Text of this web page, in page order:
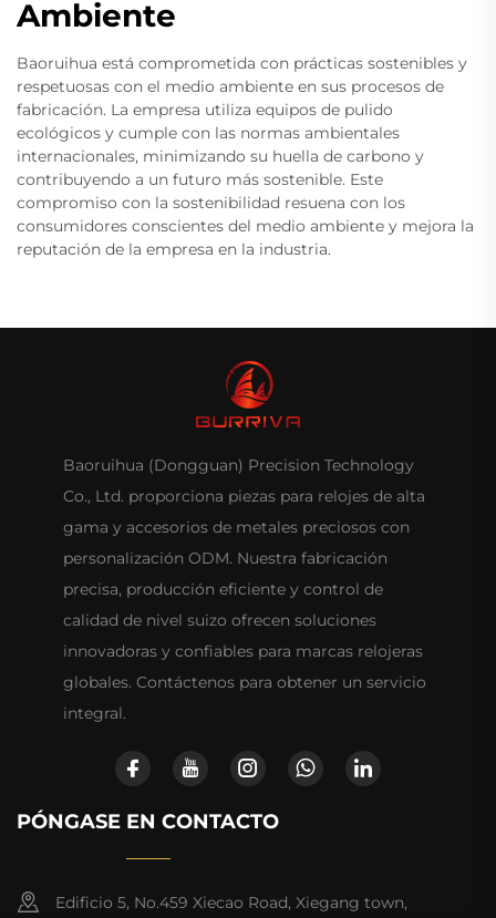
Ambiente
Baoruihua está comprometida con prácticas sostenibles y
respetuosas con el medio ambiente en sus procesos de
fabricación. La empresa utiliza equipos de pulido
ecológicos y cumple con las normas ambientales
internacionales, minimizando su huella de carbono y
contribuyendo a un futuro más sostenible. Este
compromiso con la sostenibilidad resuena con los
consumidores conscientes del medio ambiente y mejora la
reputación de la empresa en la industria.
Baoruihua (Dongguan) Precision Technology
Co., Ltd. proporciona piezas para relojes de alta
gama y accesorios de metales preciosos con
personalización ODM. Nuestra fabricación
precisa, producción eficiente y control de
calidad de nivel suizo ofrecen soluciones
innovadoras y confiables para marcas relojeras
globales. Contáctenos para obtener un servicio
integral.
PÓNGASE EN CONTACTO
Edificio 5, No.459 Xiecao Road, Xiegang town,